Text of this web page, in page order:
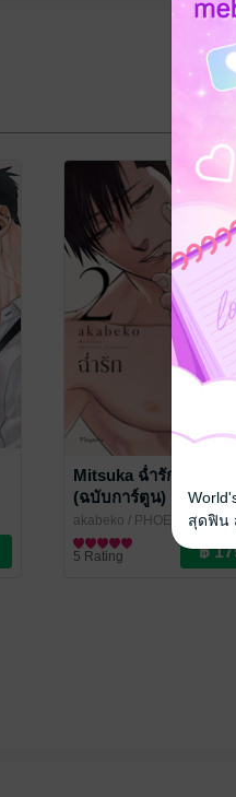
Mitsuka ฉ่ำรัก เล่ม 2
(ฉบับการ์ตูน)
akabeko / PHOENIX NEXT
การ์ตูน Boy Love / Yaoi
5 Rating
สุดฟิน